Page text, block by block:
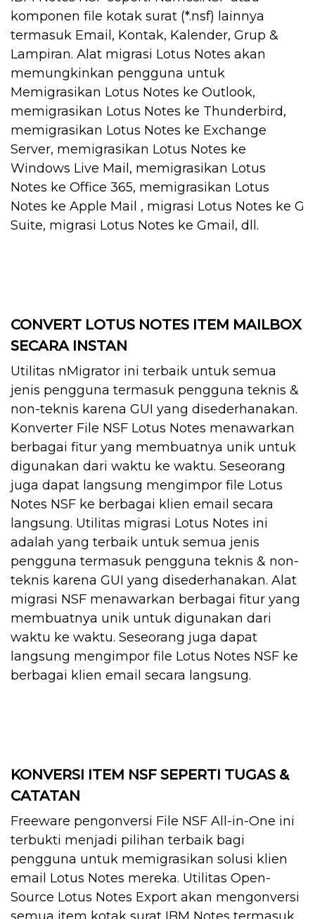
komponen file kotak surat (*.nsf) lainnya
termasuk Email, Kontak, Kalender, Grup &
Lampiran. Alat migrasi Lotus Notes akan
memungkinkan pengguna untuk
Memigrasikan Lotus Notes ke Outlook,
memigrasikan Lotus Notes ke Thunderbird,
memigrasikan Lotus Notes ke Exchange
Server, memigrasikan Lotus Notes ke
Windows Live Mail, memigrasikan Lotus
Notes ke Office 365, memigrasikan Lotus
Notes ke Apple Mail , migrasi Lotus Notes ke G
Suite, migrasi Lotus Notes ke Gmail, dll.
CONVERT LOTUS NOTES ITEM MAILBOX
SECARA INSTAN
Utilitas nMigrator ini terbaik untuk semua
jenis pengguna termasuk pengguna teknis &
non-teknis karena GUI yang disederhanakan.
Konverter File NSF Lotus Notes menawarkan
berbagai fitur yang membuatnya unik untuk
digunakan dari waktu ke waktu. Seseorang
juga dapat langsung mengimpor file Lotus
Notes NSF ke berbagai klien email secara
langsung. Utilitas migrasi Lotus Notes ini
adalah yang terbaik untuk semua jenis
pengguna termasuk pengguna teknis & non-
teknis karena GUI yang disederhanakan. Alat
migrasi NSF menawarkan berbagai fitur yang
membuatnya unik untuk digunakan dari
waktu ke waktu. Seseorang juga dapat
langsung mengimpor file Lotus Notes NSF ke
berbagai klien email secara langsung.
KONVERSI ITEM NSF SEPERTI TUGAS &
CATATAN
Freeware pengonversi File NSF All-in-One ini
terbukti menjadi pilihan terbaik bagi
pengguna untuk memigrasikan solusi klien
email Lotus Notes mereka. Utilitas Open-
Source Lotus Notes Export akan mengonversi